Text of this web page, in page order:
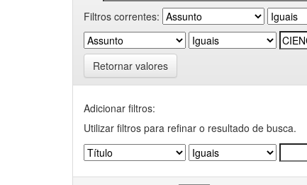
Filtros correntes:
Retornar valores
Adicionar filtros:
Utilizar filtros para refinar o resultado de busca.